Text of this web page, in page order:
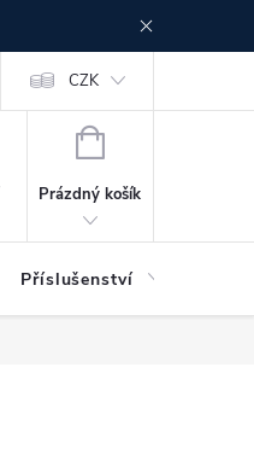
CZK
NÁKUPNÍ
Prázdný košík
Příslušenství